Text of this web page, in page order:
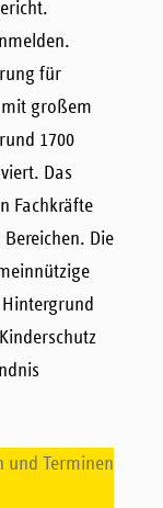
für
mit großem
1700
Das
Fachkräfte
Die
und Terminen